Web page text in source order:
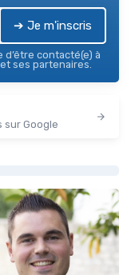
➔ Je m'inscris
d’être contacté(e) à
et ses partenaires.
Google